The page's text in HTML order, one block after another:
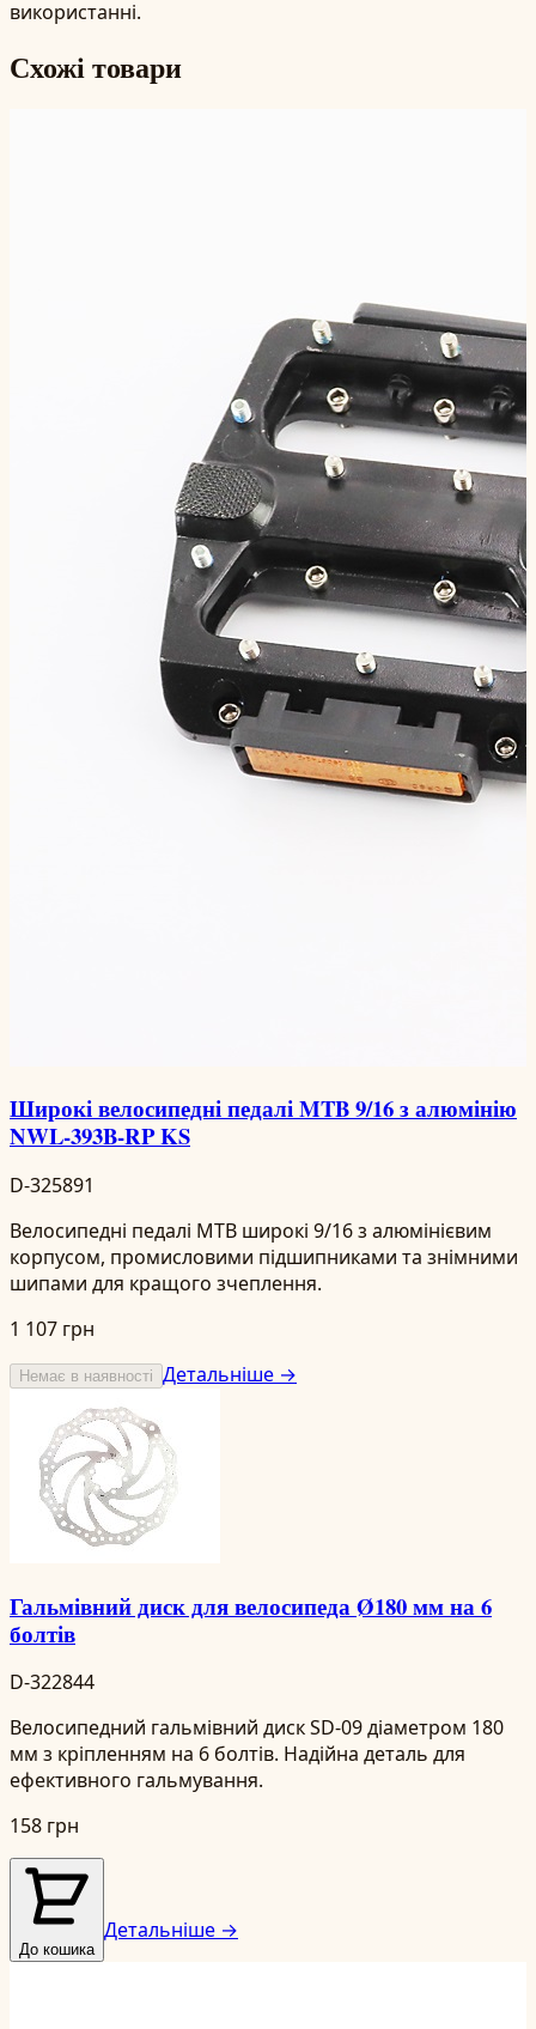
використанні.
Схожі товари
Широкі велосипедні педалі MTB 9/16 з алюмінію
NWL-393B-RP KS
D-325891
Велосипедні педалі MTB широкі 9/16 з алюмінієвим
корпусом, промисловими підшипниками та знімними
шипами для кращого зчеплення.
1 107 грн
Немає в наявності Детальніше →
Гальмівний диск для велосипеда Ø180 мм на 6
болтів
D-322844
Велосипедний гальмівний диск SD-09 діаметром 180
мм з кріпленням на 6 болтів. Надійна деталь для
ефективного гальмування.
158 грн
До кошика
Детальніше →